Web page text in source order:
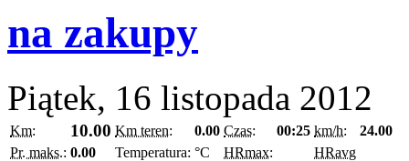
na zakupy
Piątek, 16 listopada 2012
Km: 10.00 Km teren: 0.00 Czas: 00:25 km/h:
24.00
Pr. maks.: 0.00 Temperatura: °C HRmax:
HRavg